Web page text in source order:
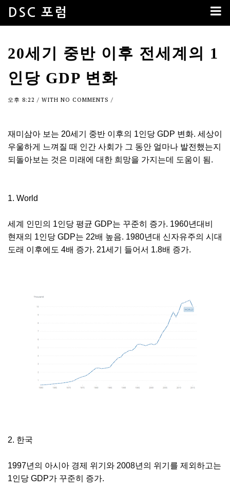
DSC 포럼
20세기 중반 이후 전세계의 1
인당 GDP 변화
오후 8:22 / WITH NO COMMENTS /
재미삼아 보는 20세기 중반 이후의 1인당 GDP 변화. 세상이
우울하게 느껴질 때 인간 사회가 그 동안 얼마나 발전했는지
되돌아보는 것은 미래에 대한 희망을 가지는데 도움이 됨.
1. World
세계 인민의 1인당 평균 GDP는 꾸준히 증가. 1960년대비
현재의 1인당 GDP는 22배 높음. 1980년대 신자유주의 시대
도래 이후에도 4배 증가. 21세기 들어서 1.8배 증가.
2. 한국
1997년의 아시아 경제 위기와 2008년의 위기를 제외하고는
1인당 GDP가 꾸준히 증가.